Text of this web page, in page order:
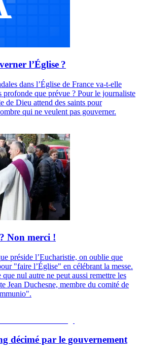
l’Église ?
dans l’Église de France va-t-elle
profonde que prévue ? Pour le journaliste
de Dieu attend des saints pour
qui ne veulent pas gouverner.
Non merci !
préside l’Eucharistie, on oublie que
"faire l’Église" en célébrant la messe.
nul autre ne peut aussi remettre les
Jean Duchesne, membre du comité de
décimé par le gouvernement